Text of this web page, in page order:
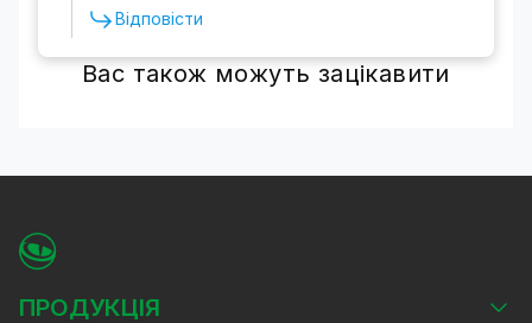
Відповісти
Вас також можуть зацікавити
ПРОДУКЦІЯ